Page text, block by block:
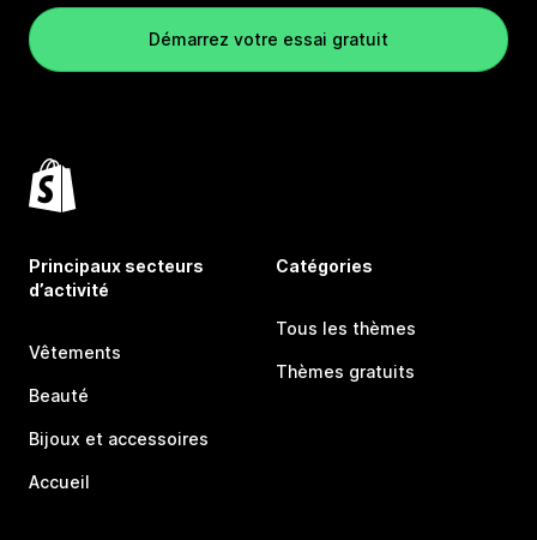
Démarrez votre essai gratuit
Principaux secteurs
d’activité
Vêtements
Beauté
Bijoux et accessoires
Accueil
Catégories
Tous les thèmes
Thèmes gratuits